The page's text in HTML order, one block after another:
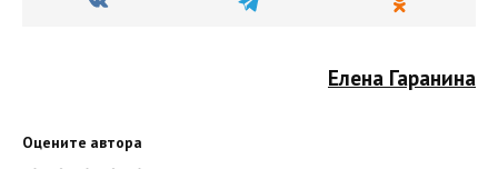
Елена Гаранина
Оцените автора